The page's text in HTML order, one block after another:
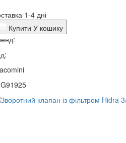
1-4 дні
Купити У кошику